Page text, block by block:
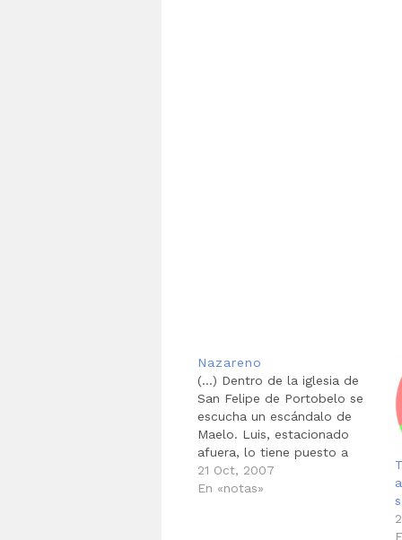
Nazareno
(...) Dentro de la iglesia de
San Felipe de Portobelo se
escucha un escándalo de
Maelo. Luis, estacionado
afuera, lo tiene puesto a
todo volumen. El santo
impresiona, la iglesia se está
21 Oct, 2007
En «notas»